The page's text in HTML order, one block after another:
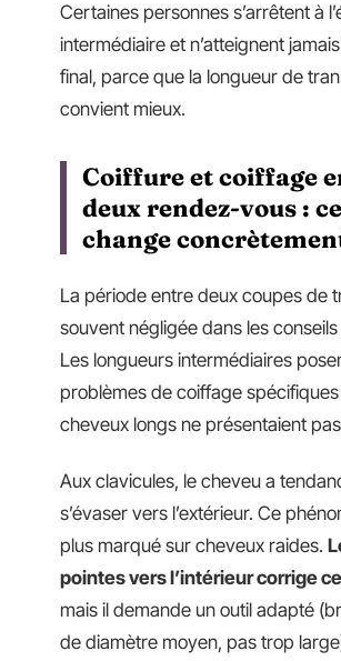
Certaines personnes s’arrêtent à
intermédiaire et n’atteignent
final, parce que la longueur de
convient mieux.
Coiffure et coiffage
deux rendez-vous :
change
La période entre deux coupes de
souvent négligée dans les
Les longueurs intermédiaires
problèmes de coiffage
cheveux longs ne présentaient
Aux clavicules, le cheveu a
s’évaser vers l’extérieur. Ce
plus marqué sur cheveux raides.
pointes vers l’intérieur corrige
mais il demande un outil adapté
de diamètre moyen, pas trop